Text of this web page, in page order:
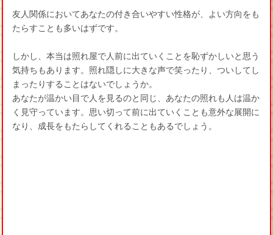
友人関係においてあなたの付き合いやすい性格が、よい方向をも
たらすことも多いはずです。
しかし、本当は照れ屋で人前に出ていくことを恥ずかしいと思う
気持ちもあります。照れ隠しに大きな声で笑ったり、ついしてし
まったりすることはないでしょうか。
あなたが温かい目で人を見るのと同じ、あなたの照れも人は温か
く見守っています。思い切って前に出ていくことも意外な展開に
なり、成長をもたらしてくれることもあるでしょう。